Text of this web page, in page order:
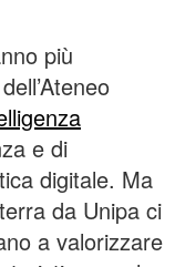
più
e di
digitale. Ma
da Unipa ci
a valorizzare